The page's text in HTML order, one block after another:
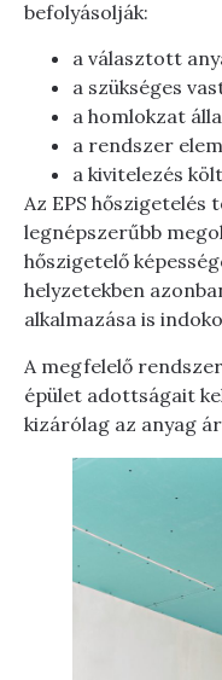
befolyásolják:
a választott
a szükséges
a homlokzat
a rendszer
a kivitelezés
Az EPS hőszigetelés
legnépszerűbb
hőszigetelő
helyzetekben
alkalmazása is
A megfelelő
épület adottságait
kizárólag az anyag